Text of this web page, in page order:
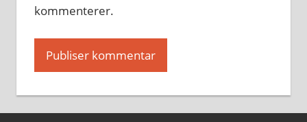
kommenterer.